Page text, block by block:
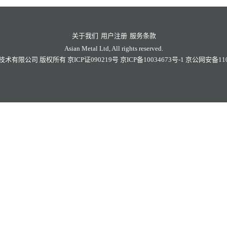
关于我们 用户注册 服务条款
Asian Metal Ltd, All rights reserved.
术有限公司 版权所有 京ICP证090219号 京ICP备10034673号-1 京公网安备